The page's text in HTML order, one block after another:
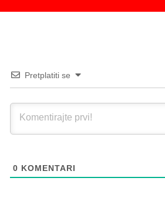
Pretplatiti se
0 KOMENTARI